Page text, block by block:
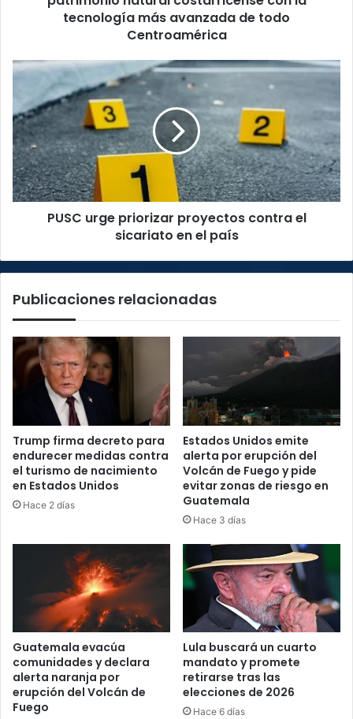
costarricense
tecnología
avanzada
de
todo
Centroamérica
tecnología más avanzada de todo
Centroamérica
PUSC
priorizar
proyectos
contra
el
sicariato
en
el
PUSC urge priorizar proyectos contra el
sicariato en el país
Publicaciones relacionadas
Trump firma decreto para
endurecer medidas contra
el turismo de nacimiento
en Estados Unidos
Hace 2 días
Estados Unidos emite
alerta por erupción del
Volcán de Fuego y pide
evitar zonas de riesgo en
Guatemala
Hace 3 días
Guatemala evacúa
comunidades y declara
alerta naranja por
erupción del Volcán de
Fuego
Lula buscará un cuarto
mandato y promete
retirarse tras las
elecciones de 2026
Hace 6 días